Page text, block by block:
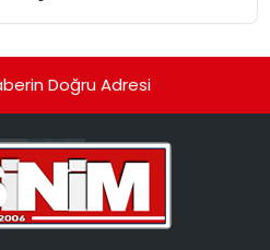
Doğru Adresi